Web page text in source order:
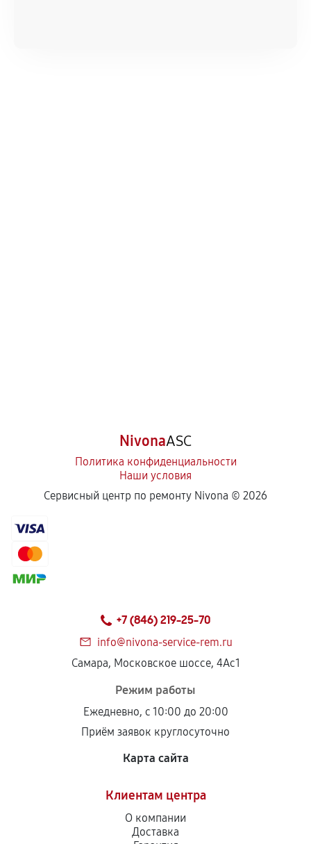
NivonaASC
Политика конфиденциальности
Наши условия
Сервисный центр по ремонту Nivona © 2026
+7 (846) 219-25-70
info@nivona-service-rem.ru
Самара, Московское шоссе, 4Ас1
Режим работы
Ежедневно, с 10:00 до 20:00
Приём заявок круглосуточно
Карта сайта
Клиентам центра
О компании
Доставка